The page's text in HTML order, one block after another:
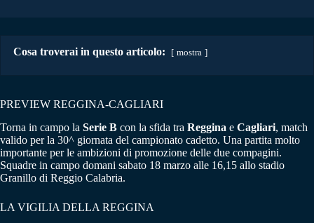
Cosa troverai in questo articolo: mostra
PREVIEW REGGINA-CAGLIARI
Torna in campo la Serie B con la sfida tra Reggina e Cagliari, match
valido per la 30^ giornata del campionato cadetto. Una partita molto
importante per le ambizioni di promozione delle due compagini.
Squadre in campo domani sabato 18 marzo alle 16,15 allo stadio
Granillo di Reggio Calabria.
LA VIGILIA DELLA REGGINA